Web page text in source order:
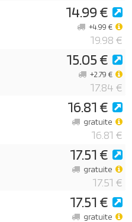
14.99 €
19.98 €
+4.99 €
15.05 €
17.84 €
+2.79 €
16.81 €
16.81 €
gratuite
17.51 €
17.51 €
gratuite
17.51 €
gratuite